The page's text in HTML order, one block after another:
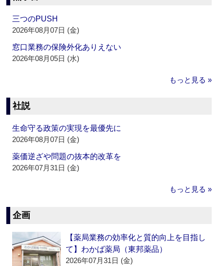
三つのPUSH
2026年08月07日 (金)
窓口業務の保険外化ありえない
2026年08月05日 (水)
もっと見る »
社説
生命守る政策の実現を最優先に
2026年08月07日 (金)
薬価逆ざや問題の抜本的改革を
2026年07月31日 (金)
もっと見る »
企画
【薬局業務の効率化と質的向上を目指し
て】わかば薬局（東邦薬品）
2026年07月31日 (金)